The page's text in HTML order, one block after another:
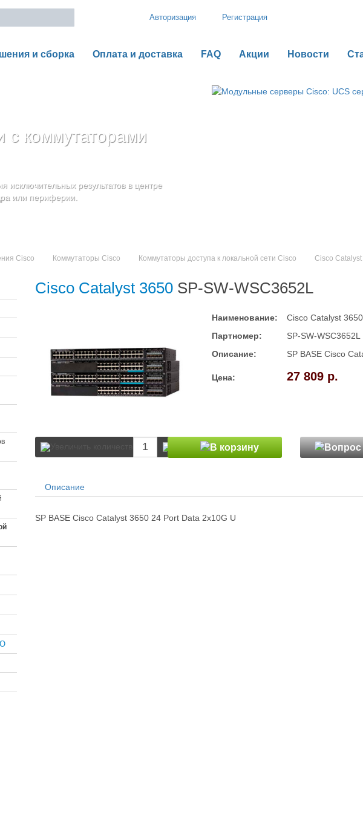
Авторизация Регистрация
и сборка Оплата и доставка FAQ Акции Новости
с коммутаторами
исключительных результатов в центре
или периферии.
Cisco UCS серии C
бизнеса
серии B
компоненты
с помощью гибкой,
Cisco Коммутаторы Cisco Коммутаторы доступа к локальной сети Cisco Cisco
Cisco Catalyst 3650 SP-SW-WSC3652L
Наименование:
Cisco Catalyst 3650
Партномер:
SP-SW-WSC3652L
Описание:
SP BASE Cisco
Цена: 27 809 р.
Описание
SP BASE Cisco Catalyst 3650 24 Port Data 2x10G U